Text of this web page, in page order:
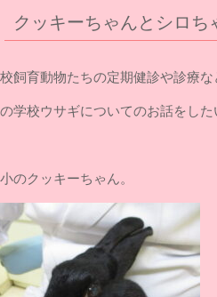
クッキーちゃんとシロち
飼育動物たちの定期健診や診療な
学校ウサギについてのお話をした
のクッキーちゃん。